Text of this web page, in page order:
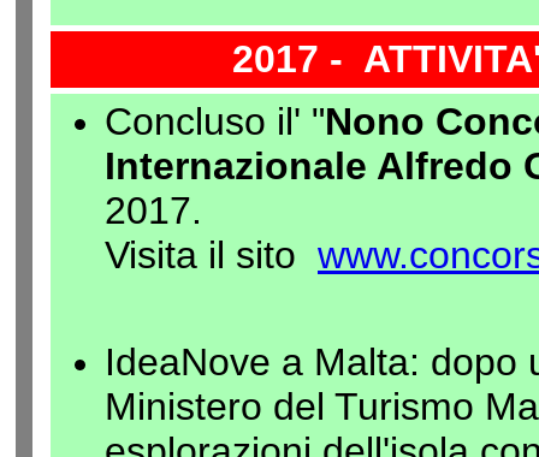
2017 -
Concluso il' "Nono
Internazionale Alfredo
2017.
Visita il sito
IdeaNove a Malta: dopo
Ministero del Turismo